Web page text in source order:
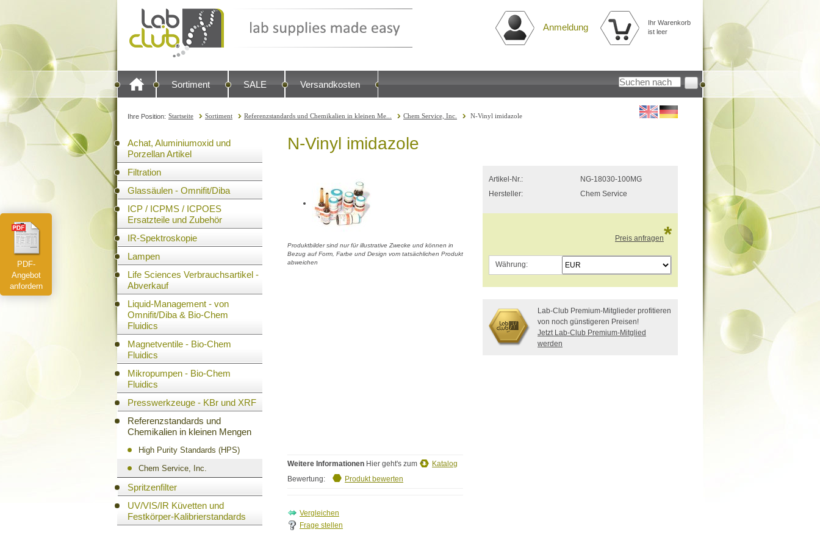
Anmeldung
Ihr Warenkorb
ist leer
Sortiment SALE Versandkosten
Ihre Position: Startseite Sortiment Referenzstandards und Chemikalien in kleinen Me... Chem Service, Inc. N-Vinyl imidazole
Achat, Aluminiumoxid und
Porzellan Artikel
Filtration
Glassäulen - Omnifit/Diba
ICP / ICPMS / ICPOES
Ersatzteile und Zubehör
IR-Spektroskopie
Lampen
Life Sciences Verbrauchsartikel -
Abverkauf
Liquid-Management - von
Omnifit/Diba & Bio-Chem
Fluidics
Magnetventile - Bio-Chem
Fluidics
Mikropumpen - Bio-Chem
Fluidics
Presswerkzeuge - KBr und XRF
Referenzstandards und
Chemikalien in kleinen Mengen
High Purity Standards (HPS)
Chem Service, Inc.
Spritzenfilter
UV/VIS/IR Küvetten und
Festkörper-Kalibrierstandards
PDF-
Angebot
anfordern
N-Vinyl imidazole
Produktbilder sind nur für illustrative Zwecke und können in
Bezug auf Form, Farbe und Design vom tatsächlichen Produkt
abweichen
Weitere Informationen Hier geht's zum
Katalog
Bewertung:
Produkt bewerten
Frage stellen
Artikel-Nr.:
NG-18030-100MG
Hersteller:
Chem Service
Preis anfragen*
Währung:
Lab-Club Premium-Mitglieder profitieren
von noch günstigeren Preisen!
Jetzt Lab-Club Premium-Mitglied
werden